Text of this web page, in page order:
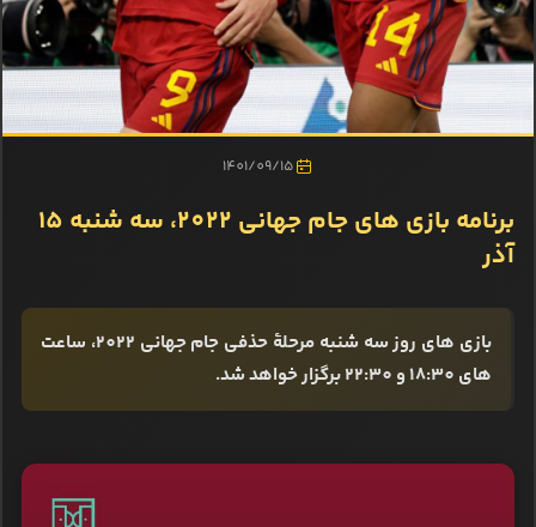
1401/09/15
برنامه بازی‌ های جام جهانی 2022، سه شنبه 15
آذر
بازی‌ های روز سه شنبه مرحلۀ حذفی جام جهانی 2022، ساعت
های 18:30 و 22:30 برگزار خواهد شد.